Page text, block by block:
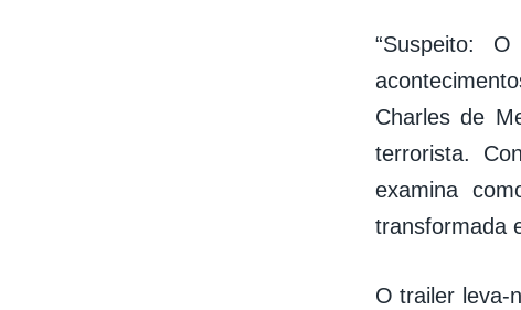
“Suspeito:
Charles de
terrorista.
examina
transformada
O trailer leva-